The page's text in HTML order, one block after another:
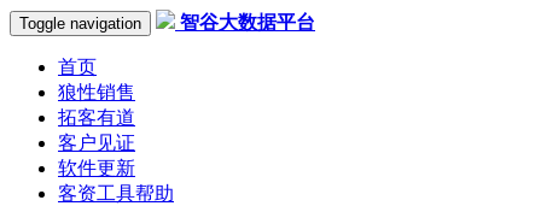
Toggle navigation 智谷大数据平台
首页
狼性销售
拓客有道
客户见证
软件更新
客资工具帮助